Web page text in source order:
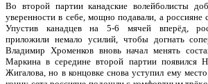
Во второй партии канадские волейболисты
уверенности в себе, мощно подавали, а россияне
Упустив канадцев на 5-6 мячей вперёд,
приложили немало усилий, чтобы догнать
Владимир Хроменков вновь начал менять
Маркина в середине второй партии появился
Жигалова, но в концовке снова уступил ему